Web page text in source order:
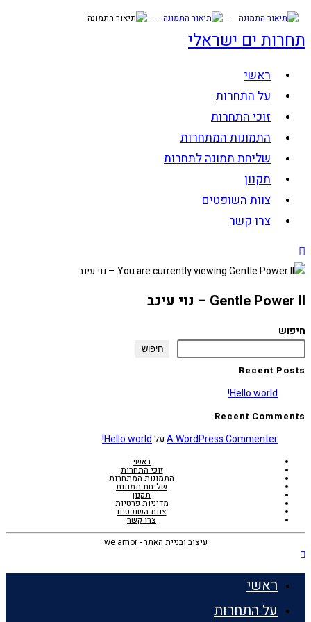
Skip
content
תחרות ים ישראלי
ראשי
על התחרות
זוכי התחרות
התמונות המתחרות
שליחת תמונה לתחרות
תקנון
צוות השופטים
צרו קשר
Gentle Power II – נוי עינב
חיפוש
חיפוש
Recent Posts
Hello world!
Recent Comments
A WordPress CommenterעלHello world!
ראשי
זוכי התחרות
התמונות המתחרות
שליחת תמונות
תקנון
מדיניות פרטיות
צוות השופטים
צרו קשר
עיצוב ובניית האתר - we amor
ראשי
על התחרות